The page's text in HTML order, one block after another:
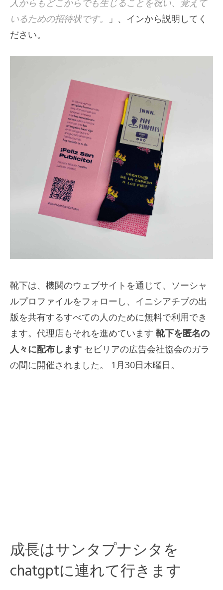
いるための招待状です。
」、インから説明してく
ださい。
靴下は、機関のウェブサイトを通じて、ソーシャ
ルプロファイルをフォローし、イニシアチブの出
版を共有するすべての人のために無料で利用でき
ます。代理店もそれを進めています 靴下を匿名の
人々に配布します セビリアの広告会社協会のガラ
の間に開催されました。 1月30日木曜日。
成長はサンタプナシタを
chatgptに連れて行きます